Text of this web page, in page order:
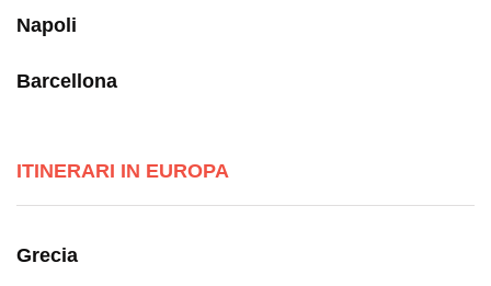
Napoli
Barcellona
ITINERARI IN EUROPA
Grecia